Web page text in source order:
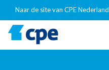
Naar de site van CPE Nederland